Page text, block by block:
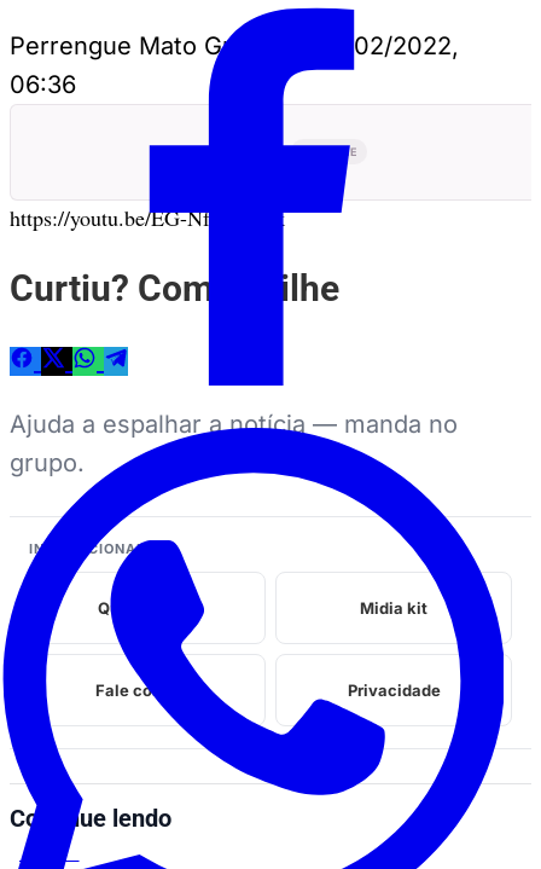
Perrengue Mato Grosso
20/02/2022,
06:36
ANUNCIE
https://youtu.be/EG-NfRFgTwk
Curtiu? Compartilhe
Ajuda a espalhar a notícia — manda no
grupo.
INSTITUCIONAL
Quem somos Midia kit
Fale conosco Privacidade
Continue lendo
ESPIA AÍ